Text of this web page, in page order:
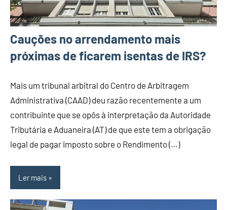
Cauções no arrendamento mais
próximas de ficarem isentas de IRS?
Mais um tribunal arbitral do Centro de Arbitragem
Administrativa (CAAD) deu razão recentemente a um
contribuinte que se opôs à interpretação da Autoridade
Tributária e Aduaneira (AT) de que este tem a obrigação
legal de pagar Imposto sobre o Rendimento (…)
Ler mais